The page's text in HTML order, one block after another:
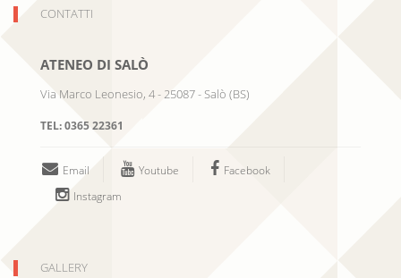
CONTATTI
ATENEO DI SALÒ
Via Marco Leonesio, 4- 25087- Salò (BS)
TEL:0365 22361
Email Youtube
Facebook
Instagram
GALLERY